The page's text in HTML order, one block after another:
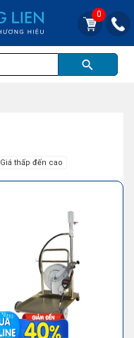
0
Giá thấp đến cao